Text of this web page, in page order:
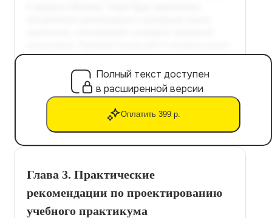
Полный текст доступен
в расширенной версии
Оплатить 399 р.
Глава 3. Практические
рекомендации по проектированию
учебного практикума